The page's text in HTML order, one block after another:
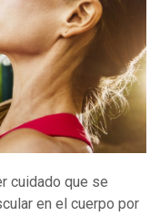
cuidado que se
en el cuerpo por